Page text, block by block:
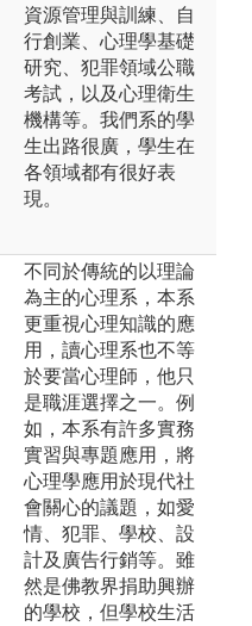
資源管理與訓練、自
行創業、心理學基礎
研究、犯罪領域公職
考試，以及心理衛生
機構等。我們系的學
生出路很廣，學生在
各領域都有很好表
現。
不同於傳統的以理論
為主的心理系，本系
更重視心理知識的應
用，讀心理系也不等
於要當心理師，他只
是職涯選擇之一。例
如，本系有許多實務
實習與專題應用，將
心理學應用於現代社
會關心的議題，如愛
情、犯罪、學校、設
計及廣告行銷等。雖
然是佛教界捐助興辦
的學校，但學校生活